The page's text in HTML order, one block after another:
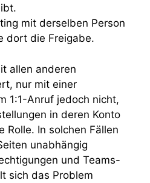
mit derselben Person
dort die Freigabe.
allen anderen
nur mit einer
1:1-Anruf jedoch nicht,
in deren Konto
Rolle. In solchen Fällen
unabhängig
und Teams-
sich das Problem